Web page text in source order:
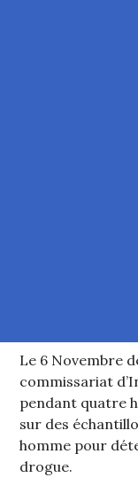
Le 6 Novembre
commissariat
pendant quatre
sur des
homme pour
drogue.